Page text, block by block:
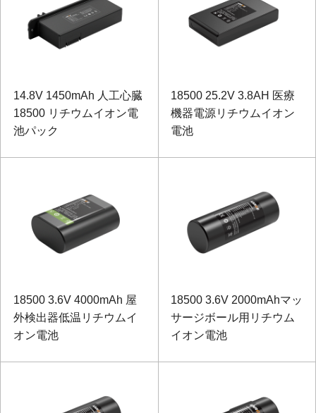
14.8V 1450mAh 人工心臓
18500 リチウムイオン電
池パック
18500 25.2V 3.8AH 医療
機器電源リチウムイオン
電池
18500 3.6V 4000mAh 屋
外検出器低温リチウムイ
オン電池
18500 3.6V 2000mAhマッ
サージボール用リチウム
イオン電池